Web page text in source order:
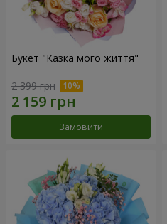
Букет "Казка мого життя"
2 399 грн
Замовити